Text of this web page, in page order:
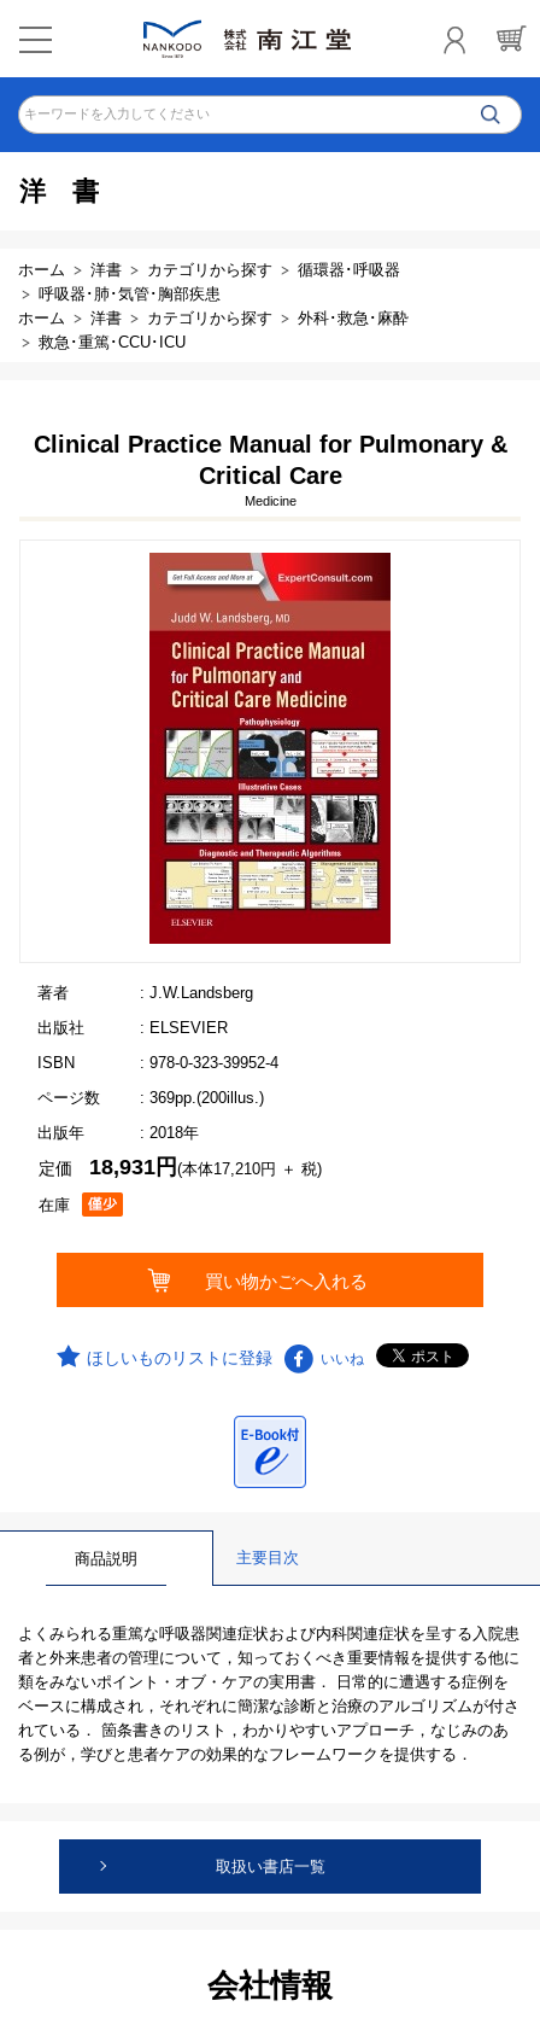
キーワードを入力してください
洋書
ホーム 洋書 カテゴリから探す
循環器･呼吸器
呼吸器･肺･気管･胸部疾患
ホーム
洋書 カテゴリから探す
外科･救急･麻酔
救急･重篤･CCU･ICU
Clinical Practice Manual for Pulmonary &
Critical Care
Medicine
著者
: J.W.Landsberg
出版社
: ELSEVIER
ISBN
: 978-0-323-39952-4
ページ数
: 369pp.(200illus.)
出版年
: 2018年
在庫
定価 18,931円(本体17,210円 ＋ 税)
ほしいものリストに登録 いいね
商品説明 主要目次
よくみられる重篤な呼吸器関連症状および内科関連症状を呈する入院患
者と外来患者の管理について，知っておくべき重要情報を提供する他に
類をみないポイント・オブ・ケアの実用書． 日常的に遭遇する症例を
ベースに構成され，それぞれに簡潔な診断と治療のアルゴリズムが付さ
れている． 箇条書きのリスト，わかりやすいアプローチ，なじみのあ
る例が，学びと患者ケアの効果的なフレームワークを提供する．
取扱い書店一覧
会社情報